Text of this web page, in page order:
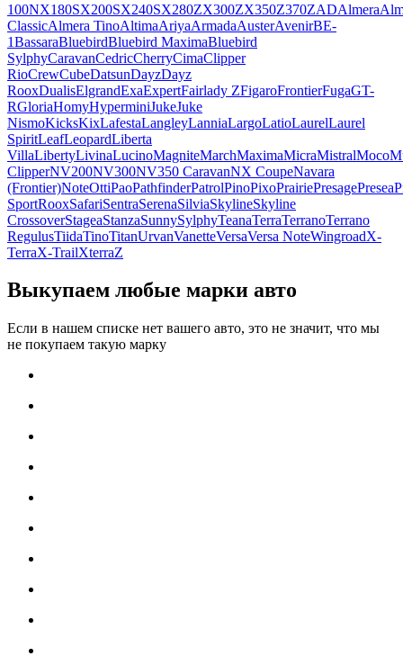
100NX180SX200SX240SX280ZX300ZX350Z370ZADAlmera
ClassicAlmera TinoAltimaAriyaArmadaAusterAvenirBE-
1BassaraBluebirdBluebird MaximaBluebird
SylphyCaravanCedricCherryCimaClipper
RioCrewCubeDatsunDayzDayz
RooxDualisElgrandExaExpertFairlady ZFigaroFrontierFugaGT-
RGloriaHomyHyperminiJukeJuke
NismoKicksKixLafestaLangleyLanniaLargoLatioLaurelLaurel
SpiritLeafLeopardLiberta
VillaLibertyLivinaLucinoMagniteMarchMaximaMicraMistralMoco
ClipperNV200NV300NV350 CaravanNX CoupeNavara
(Frontier)NoteOttiPaoPathfinderPatrolPinoPixoPrairiePresagePresea
SportRooxSafariSentraSerenaSilviaSkylineSkyline
CrossoverStageaStanzaSunnySylphyTeanaTerraTerranoTerrano
RegulusTiidaTinoTitanUrvanVanetteVersaVersa NoteWingroadX-
TerraX-TrailXterraZ
Выкупаем любые марки авто
Если в нашем списке нет вашего авто, это не значит, что мы
не покупаем такую марку